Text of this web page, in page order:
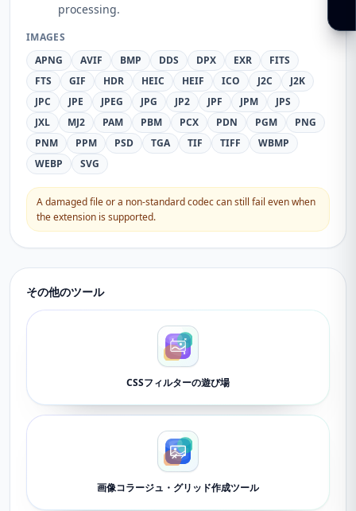
processing.
IMAGES
APNG
AVIF BMP DDS DPX EXR
FITS
FTS
GIF HDR HEIC HEIF ICO J2C
J2K
JPC
JPE JPEG JPG JP2 JPF JPM
JPS
JXL
MJ2 PAM PBM PCX PDN PGM
PNG
PNM
PPM PSD TGA TIF TIFF
WBMP
WEBP
SVG
A damaged file or a non-standard codec can still fail even when
the extension is supported.
その他のツール
CSSフィルターの遊び場
画像コラージュ・グリッド作成ツール